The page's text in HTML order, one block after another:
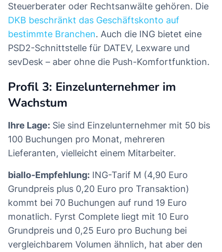
Steuerberater oder Rechtsanwälte gehören. Die
DKB beschränkt das Geschäftskonto auf
bestimmte Branchen. Auch die ING bietet eine
PSD2-Schnittstelle für DATEV, Lexware und
sevDesk – aber ohne die Push-Komfortfunktion.
Profil 3: Einzelunternehmer im
Wachstum
Ihre Lage: Sie sind Einzelunternehmer mit 50 bis
100 Buchungen pro Monat, mehreren
Lieferanten, vielleicht einem Mitarbeiter.
biallo-Empfehlung: ING-Tarif M (4,90 Euro
Grundpreis plus 0,20 Euro pro Transaktion)
kommt bei 70 Buchungen auf rund 19 Euro
monatlich. Fyrst Complete liegt mit 10 Euro
Grundpreis und 0,25 Euro pro Buchung bei
vergleichbarem Volumen ähnlich, hat aber den